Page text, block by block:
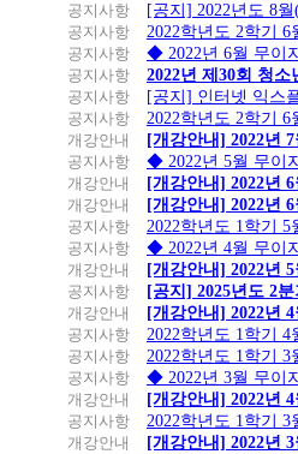
공지사항
[공지] 2022년도 8
공지사항
2022학년도 2학기
공지사항
◆ 2022년 6월 무이
공지사항
2022년 제30회 청
공지사항
[공지] 인터넷 익스
공지사항
2022학년도 2학기
개강안내
[개강안내] 2022년
공지사항
◆ 2022년 5월 무이
개강안내
[개강안내] 2022년
개강안내
[개강안내] 2022년
공지사항
2022학년도 1학기
공지사항
◆ 2022년 4월 무이
개강안내
[개강안내] 2022년
공지사항
[공지] 2025년도 2
개강안내
[개강안내] 2022년
공지사항
2022학년도 1학기
공지사항
2022학년도 1학기
공지사항
◆ 2022년 3월 무이
개강안내
[개강안내] 2022년
공지사항
2022학년도 1학기
개강안내
[개강안내] 2022년